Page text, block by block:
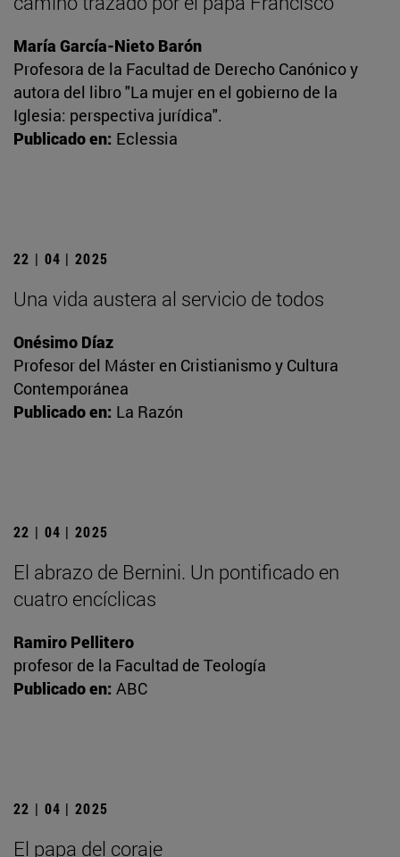
María García-Nieto Barón
Profesora de la Facultad de Derecho Canónico y
autora del libro "La mujer en el gobierno de la
Iglesia: perspectiva jurídica".
Publicado en: Eclessia
22 | 04 | 2025
Una vida austera al servicio de todos
Onésimo Díaz
Profesor del Máster en Cristianismo y Cultura
Contemporánea
Publicado en: La Razón
22 | 04 | 2025
El abrazo de Bernini. Un pontificado en
cuatro encíclicas
Ramiro Pellitero
profesor de la Facultad de Teología
Publicado en: ABC
22 | 04 | 2025
El papa del coraje